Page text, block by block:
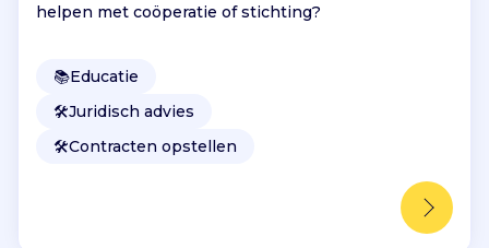
helpen met coöperatie of stichting?
📚Educatie
🛠️Juridisch advies
🛠️Contracten opstellen